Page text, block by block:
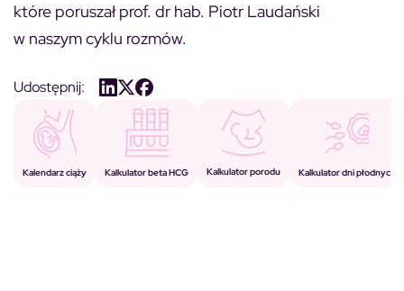
które poruszał prof. dr hab. Piotr Laudański
w naszym cyklu rozmów.
Udostępnij:
Kalendarz ciąży Kalkulator beta HCG Kalkulator porodu Kalkulator dni płodnych